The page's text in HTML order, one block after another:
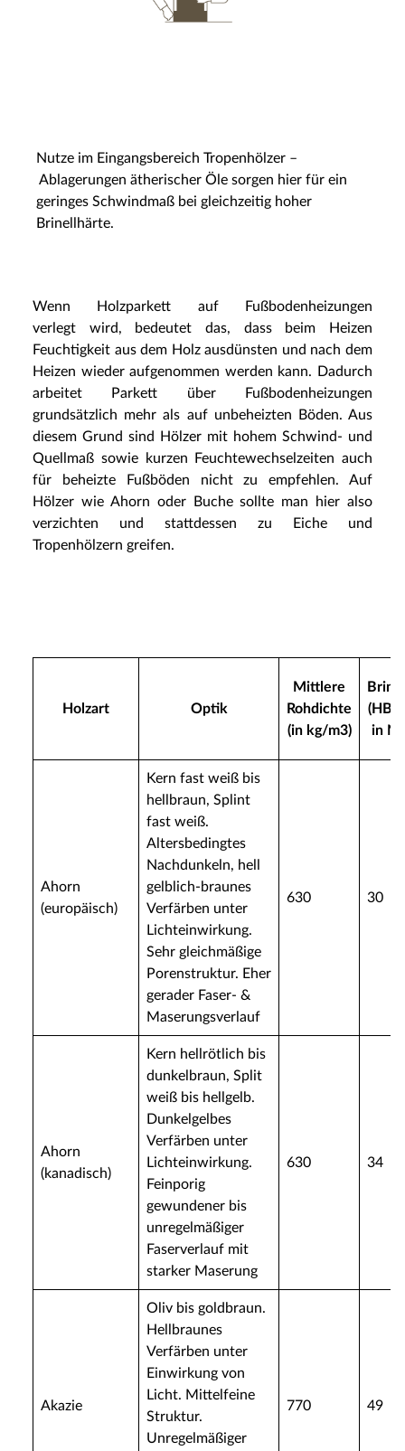
Nutze im Eingangsbereich Tropenhölzer –
Ablagerungen ätherischer Öle sorgen hier für ein
geringes Schwindmaß bei gleichzeitig hoher
Brinellhärte.
Wenn Holzparkett auf Fußbodenheizungen
verlegt wird, bedeutet das, dass beim Heizen
Feuchtigkeit aus dem Holz ausdünsten und nach dem
Heizen wieder aufgenommen werden kann. Dadurch
arbeitet Parkett über Fußbodenheizungen
grundsätzlich mehr als auf unbeheizten Böden. Aus
diesem Grund sind Hölzer mit hohem Schwind- und
Quellmaß sowie kurzen Feuchtewechselzeiten auch
für beheizte Fußböden nicht zu empfehlen. Auf
Hölzer wie Ahorn oder Buche sollte man hier also
verzichten und stattdessen zu Eiche und
Tropenhölzern greifen.
Holzart Optik
Mittlere
Rohdichte
(in kg/m3)
(HB
in N/
Ahorn
(europäisch)
Kern fast weiß bis
hellbraun, Splint
fast weiß.
Altersbedingtes
Nachdunkeln, hell
gelblich-braunes
Verfärben unter
Lichteinwirkung.
Sehr gleichmäßige
Porenstruktur. Eher
gerader Faser- &
Maserungsverlauf
630 30
Ahorn
(kanadisch)
Kern hellrötlich bis
dunkelbraun, Split
weiß bis hellgelb.
Dunkelgelbes
Verfärben unter
Lichteinwirkung.
Feinporig
gewundener bis
unregelmäßiger
Faserverlauf mit
starker Maserung
630 34
Akazie
Oliv bis goldbraun.
Hellbraunes
Verfärben unter
Einwirkung von
Licht. Mittelfeine
Struktur.
Unregelmäßiger
770 49